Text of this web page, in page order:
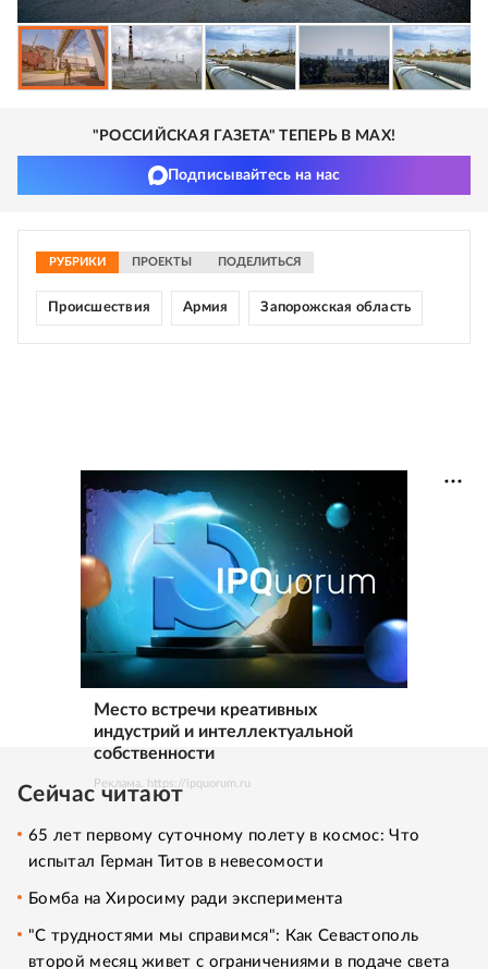
"РОССИЙСКАЯ ГАЗЕТА" ТЕПЕРЬ В MAX!
Подписывайтесь на нас
РУБРИКИ ПРОЕКТЫ ПОДЕЛИТЬСЯ
Происшествия Армия Запорожская область
Место встречи креативных
индустрий и интеллектуальной
собственности
Реклама. https://ipquorum.ru
Сейчас читают
65 лет первому суточному полету в космос: Что
испытал Герман Титов в невесомости
Бомба на Хиросиму ради эксперимента
"С трудностями мы справимся": Как Севастополь
второй месяц живет с ограничениями в подаче света